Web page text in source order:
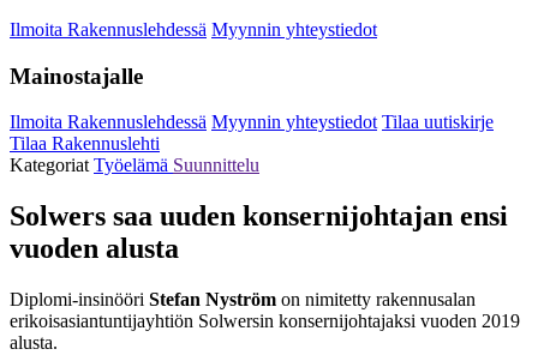
Ilmoita Rakennuslehdessä Myynnin yhteystiedot
Mainostajalle
Ilmoita Rakennuslehdessä Myynnin yhteystiedot Tilaa uutiskirje
Tilaa Rakennuslehti
KategoriatTyöelämä Suunnittelu
Solwers saa uuden konsernijohtajan ensi
vuoden alusta
Diplomi-insinööri Stefan Nyström on nimitetty rakennusalan
erikoisasiantuntijayhtiön Solwersin konsernijohtajaksi vuoden 2019
alusta.